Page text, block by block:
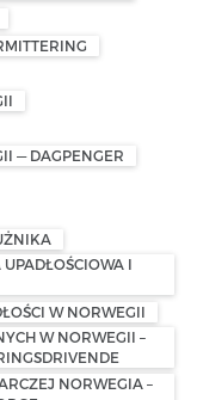
— DAGPENGER
I
W NORWEGII
W NORWEGII –
NORWEGIA –